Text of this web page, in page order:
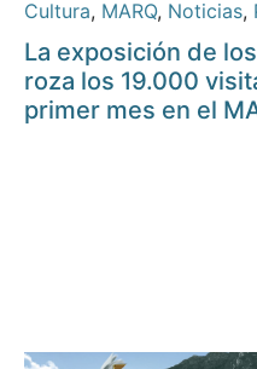
Cultura, MARQ, Noticias,
La exposición de
roza los 19.000
primer mes en el